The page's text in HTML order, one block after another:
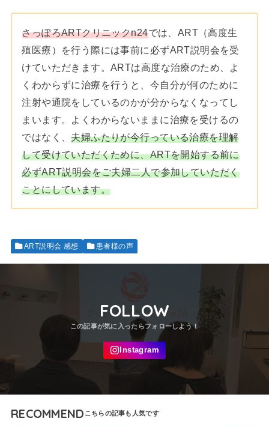
さっぽろARTクリニックn24では、ART（高度生
殖医療）を行う際には事前に必ずART説明会を受
けていただきます。ARTは高度な治療のため、よ
くわからずに治療を行うと、今自分が何のために
注射や通院をしているのかが分からなくなってし
まいます。よくわからないままに治療を受けるの
ではなく、 夫婦ふたりが今行っている治療を理解
して受けていただくために、ARTを開始する前に
必ずART説明会をご夫婦二人で参加していただく
ことにしています。
ART説明会 感想 患者様の声
FOLLOW
RECOMMEND